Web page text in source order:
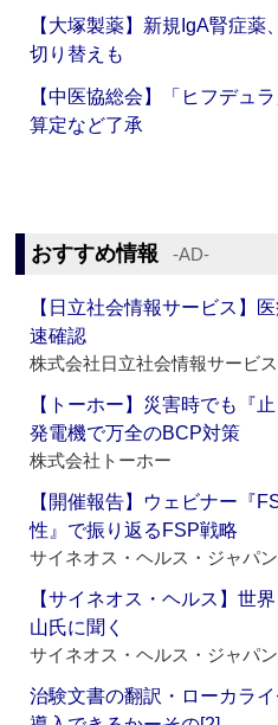
【大塚製薬】新規IgA腎症薬
切り替えも
【中医協総会】「ヒフデュ
算定など了承
おすすめ情報 ‐AD‐
【日立社会情報サービス】
速確認
株式会社日立社会情報サービス
【トーホー】災害時でも『
発電機で万全のBCP対策
株式会社トーホー
【開催報告】ウェビナー『
性』で振り返るFSP戦略
サイネオス・ヘルス・ジャパ
【サイネオス・ヘルス】世
山氏に聞く
サイネオス・ヘルス・ジャパ
治験文書の翻訳・ローカラ